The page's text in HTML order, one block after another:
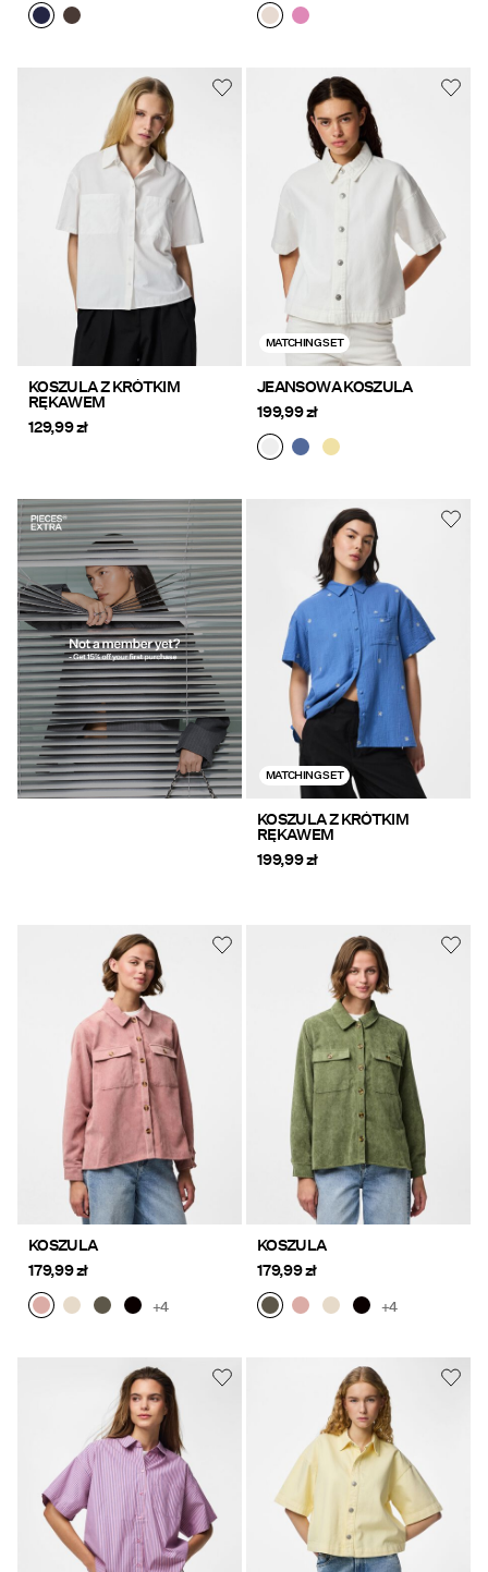
KOSZULA Z KRÓTKIM
RĘKAWEM
129,99 zł
MATCHING SET
JEANSOWA KOSZULA
199,99 zł
https://www.pieces.com/share?
register=true
MATCHING SET
KOSZULA Z KRÓTKIM
RĘKAWEM
199,99 zł
KOSZULA
179,99 zł
+4
KOSZULA
179,99 zł
+4